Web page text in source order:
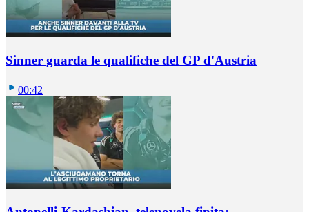
Sinner guarda le qualifiche del GP d'Austria
00:42